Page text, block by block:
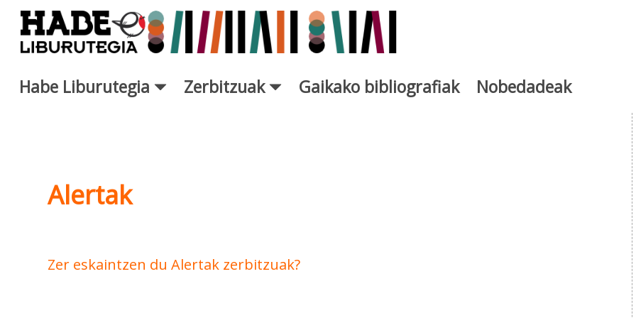
Eduki nagusira joan
Habe Liburutegia Zerbitzuak Gaikako bibliografiak Nobedadeak
Alertak
Zer eskaintzen du Alertak zerbitzuak?